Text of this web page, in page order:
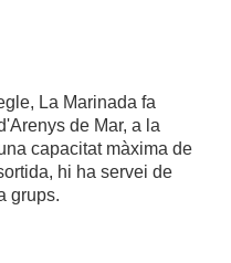
La Marinada fa
de Mar, a la
capacitat màxima de
hi ha servei de
grups.